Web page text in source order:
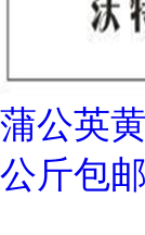
蒲公英
公斤包邮